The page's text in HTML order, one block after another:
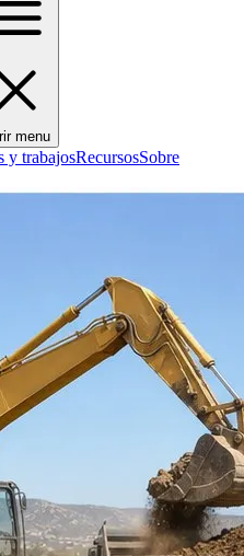
menu
y trabajosRecursosSobre